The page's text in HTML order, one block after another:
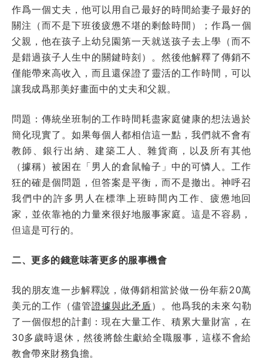
作爲一個丈夫，他可以用自己最好的時間給妻子最好的
關注（而不是下班後疲憊不堪的剩餘時間）；作爲一個
父親，他在孩子上幼兒園第一天就送孩子去上學（而不
是錯過孩子人生中的關鍵時刻）。然後他解釋了傳銷不
僅能帶來高收入，而且還保證了靈活的工作時間，可以
讓我成爲那美好畫面中的丈夫和父親。
問題：傳統坐班制的工作時間耗盡家庭健康的想法過於
簡化現實了。如果每個人都相信這一點，我們就不會有
教師、銀行出納、建築工人、雜貨商，以及所有其他
（據稱）被困在「男人的倉鼠輪子」中的可憐人。工作
狂的確是個問題，但答案是平衡，而不是撤出。神呼召
我們中的許多男人在標準上班時間內工作、疲憊地回
家，並依靠祂的力量來很好地服事家庭。這是不容易，
但這是可行的。
二、更多的錢意味著更多的服事機會
我的朋友進一步解釋說，做傳銷相當於做一份年薪20萬
美元的工作（儘管證據與此矛盾）。他爲我的未來勾勒
了一個假想的計劃：現在大量工作、積累大量財富，在
30多歲時退休，然後將餘生獻給全職服事，這樣不會給
教會帶來財務負擔。